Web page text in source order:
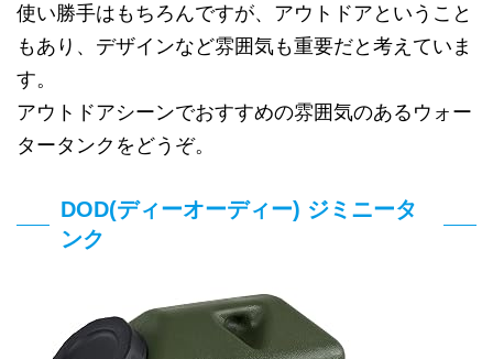
使い勝手はもちろんですが、アウトドアということ
もあり、デザインなど雰囲気も重要だと考えていま
す。
アウトドアシーンでおすすめの雰囲気のあるウォー
タータンクをどうぞ。
DOD(ディーオーディー) ジミニータ
ンク